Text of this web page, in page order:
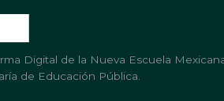
Digital de la Nueva Escuela
de Educación Pública.